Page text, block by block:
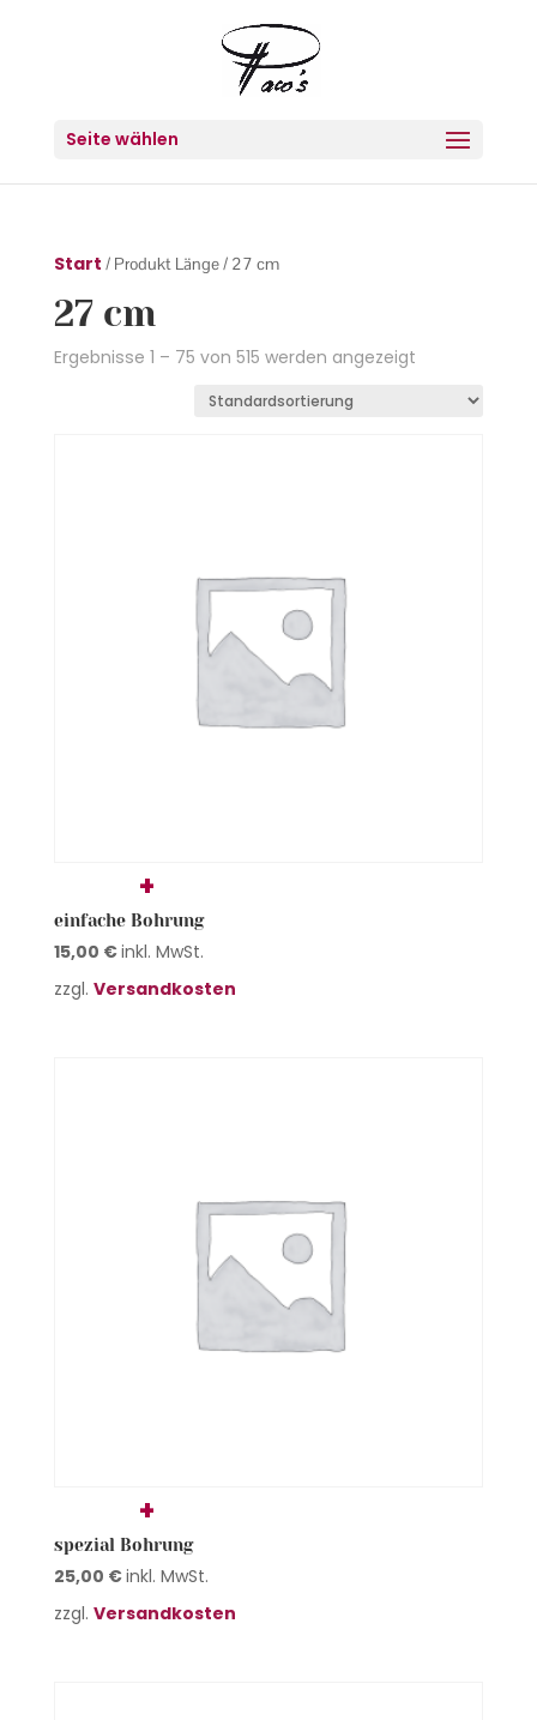
Seite wählen
Start / Produkt Länge / 27 cm
27 cm
Ergebnisse 1 – 75 von 515 werden angezeigt
einfache Bohrung
15,00 €inkl. MwSt.
zzgl. Versandkosten
spezial Bohrung
25,00 €inkl. MwSt.
zzgl. Versandkosten